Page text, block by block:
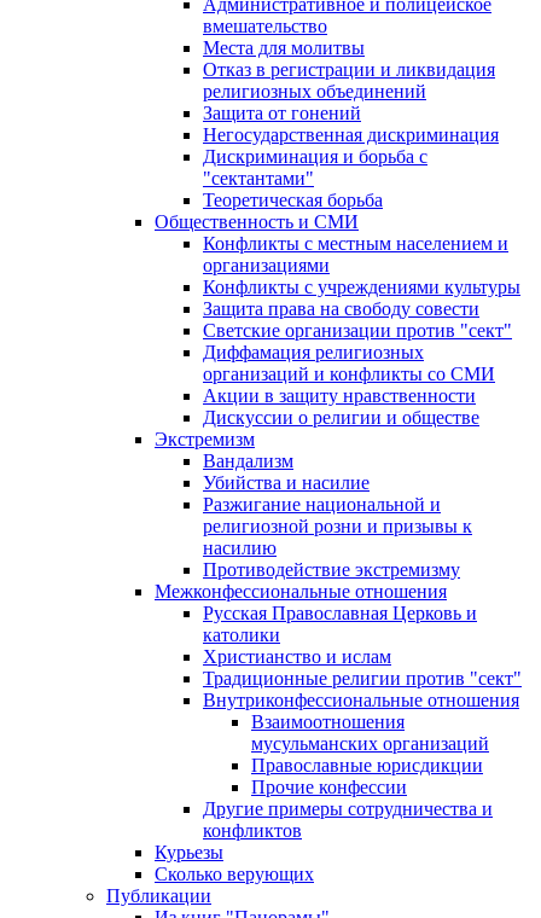
Административное и полицейское
вмешательство
Места для молитвы
Отказ в регистрации и ликвидация
религиозных объединений
Защита от гонений
Негосударственная дискриминация
Дискриминация и борьба с
"сектантами"
Теоретическая борьба
Общественность и СМИ
Конфликты с местным населением и
организациями
Конфликты с учреждениями культуры
Защита права на свободу совести
Светские организации против "сект"
Диффамация религиозных
организаций и конфликты со СМИ
Акции в защиту нравственности
Дискуссии о религии и обществе
Экстремизм
Вандализм
Убийства и насилие
Разжигание национальной и
религиозной розни и призывы к
насилию
Противодействие экстремизму
Межконфессиональные отношения
Русская Православная Церковь и
католики
Христианство и ислам
Традиционные религии против "сект"
Внутриконфессиональные отношения
Взаимоотношения
мусульманских организаций
Православные юрисдикции
Прочие конфессии
Другие примеры сотрудничества и
конфликтов
Курьезы
Сколько верующих
Публикации